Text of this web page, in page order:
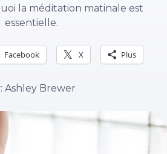
la méditation matinale est
essentielle.
Facebook X Plus
Ashley Brewer